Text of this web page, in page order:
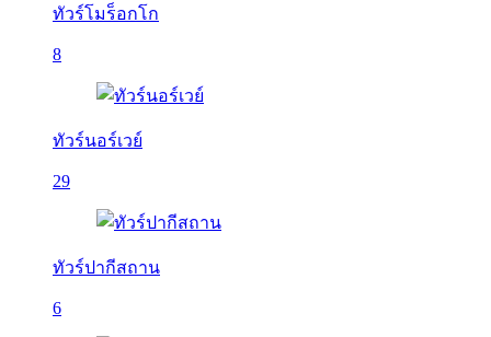
ทัวร์โมร็อกโก
8
ทัวร์นอร์เวย์
29
ทัวร์ปากีสถาน
6